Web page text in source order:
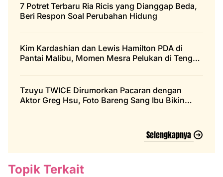
7 Potret Terbaru Ria Ricis yang Dianggap Beda,
Beri Respon Soal Perubahan Hidung
Kim Kardashian dan Lewis Hamilton PDA di
Pantai Malibu, Momen Mesra Pelukan di Tengah
Tzuyu TWICE Dirumorkan Pacaran dengan
Aktor Greg Hsu, Foto Bareng Sang Ibu Bikin
Selengkapnya
Topik Terkait